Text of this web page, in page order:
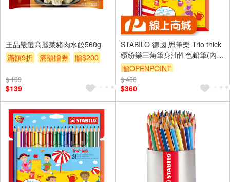
王品嚴選高麗菜豬肉水餃560g
滿額9折
滿額贈券 贈$200
$ 199
$139
STABILO 德國 思筆樂 Trio thick
繽紛樂三角筆身油性色鉛筆(內含
專用削筆器) 紙盒 18色組 / 盒
ST203/2-18
贈OPENPOINT
$ 450
$360